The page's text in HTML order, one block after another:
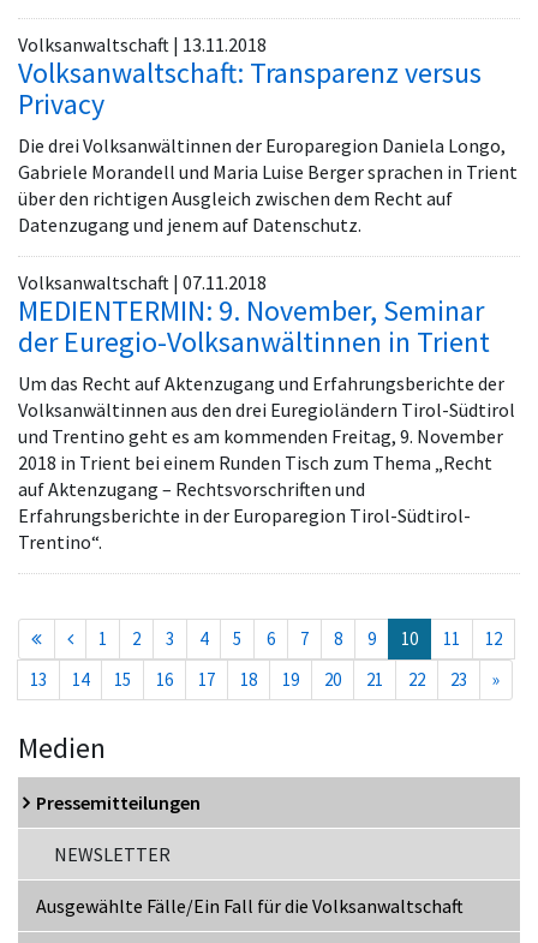
Volksanwaltschaft | 13.11.2018
Volksanwaltschaft: Transparenz versus
Privacy
Die drei Volksanwältinnen der Europaregion Daniela Longo,
Gabriele Morandell und Maria Luise Berger sprachen in Trient
über den richtigen Ausgleich zwischen dem Recht auf
Datenzugang und jenem auf Datenschutz.
Volksanwaltschaft | 07.11.2018
MEDIENTERMIN: 9. November, Seminar
der Euregio-Volksanwältinnen in Trient
Um das Recht auf Aktenzugang und Erfahrungsberichte der
Volksanwältinnen aus den drei Euregioländern Tirol-Südtirol
und Trentino geht es am kommenden Freitag, 9. November
2018 in Trient bei einem Runden Tisch zum Thema „Recht
auf Aktenzugang – Rechtsvorschriften und
Erfahrungsberichte in der Europaregion Tirol-Südtirol-
Trentino“.
1 2 3 4 5 6 7 8 9 10(current)
11
12
13
14 15 16 17 18 19 20 21 22 23 »
Medien
Pressemitteilungen
NEWSLETTER
Ausgewählte Fälle/Ein Fall für die Volksanwaltschaft